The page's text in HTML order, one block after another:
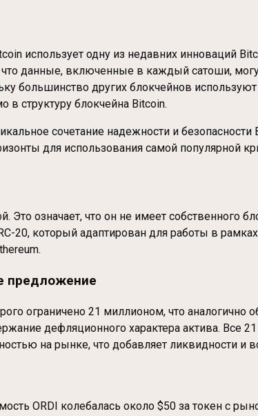
использует одну из недавних инноваций
что данные, включенные в каждый сатоши,
большинство других блокчейнов
в структуру блокчейна Bitcoin.
сочетание надежности и
для использования самой популярной
Это означает, что он не имеет
20, который адаптирован для работы в
предложение
ограничено 21 миллионом, что
дефляционного характера актива.
на рынке, что добавляет ликвидности и
ORDI колебалась около $50 за токен с